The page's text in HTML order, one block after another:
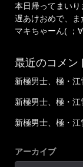
本日帰ってまいり
遅あけおめで、ま
マキちゃーん( ；
最近のコメン
新極男士、極・江
新極男士、極・江
新極男士、極・江
アーカイブ